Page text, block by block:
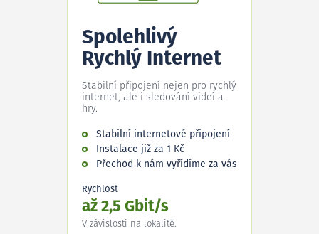
Spolehlivý
Rychlý Internet
Stabilní připojení nejen pro rychlý
internet, ale i sledování videí a
hry.
Stabilní internetové připojení
Instalace již za 1 Kč
Přechod k nám vyřídíme za vás
Rychlost
až 2,5 Gbit/s
V závislosti na lokalitě.